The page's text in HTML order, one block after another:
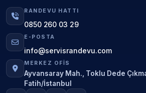
RANDEVU HATTI
0850 260 03 29
E-POSTA
info@servisrandevu.com
MERKEZ OFIS
Ayvansaray Mah., Toklu Dede
Fatih/İstanbul